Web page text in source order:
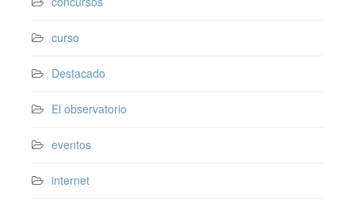
curso
Destacado
El observatorio
eventos
internet